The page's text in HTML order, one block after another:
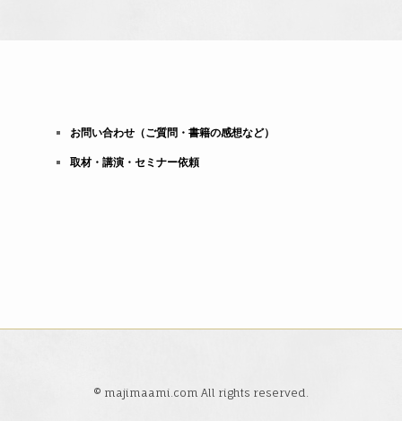
お問い合わせ（ご質問・書籍の感想など）
取材・講演・セミナー依頼
© majimaami.com All rights reserved.